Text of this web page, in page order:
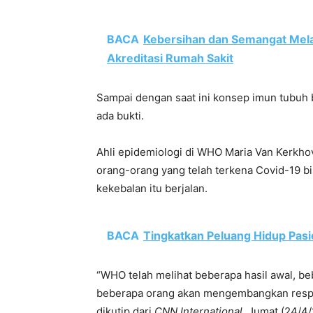
BACA Kebersihan dan Semangat
Akreditasi Rumah Sakit
Sampai dengan saat ini konsep imun
ada bukti.
Ahli epidemiologi di WHO Maria Van
orang-orang yang telah terkena Covid-19
kekebalan itu berjalan.
BACA Tingkatkan Peluang Hidup
“WHO telah melihat beberapa hasil awal,
beberapa orang akan mengembangkan